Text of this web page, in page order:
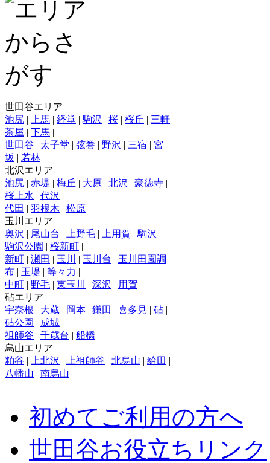
世田谷エリア
池尻 | 上馬 | 経堂 | 駒沢 | 桜 | 桜丘 | 三軒
茶屋 | 下馬 |
世田谷 | 太子堂 | 弦巻 | 野沢 | 三宿 | 宮
坂 | 若林
北沢エリア
池尻 | 赤堤 | 梅丘 | 大原 | 北沢 | 豪徳寺 |
桜上水 | 代沢 |
代田 | 羽根木 | 松原
玉川エリア
奥沢 | 尾山台 | 上野毛 | 上用賀 | 駒沢 |
駒沢公園 | 桜新町 |
新町 | 瀬田 | 玉川 | 玉川台 | 玉川田園調
布 | 玉堤 | 等々力 |
中町 | 野毛 | 東玉川 | 深沢 | 用賀
砧エリア
宇奈根 | 大蔵 | 岡本 | 鎌田 | 喜多見 | 砧 |
砧公園 | 成城 |
祖師谷 | 千歳台 | 船橋
烏山エリア
粕谷 | 上北沢 | 上祖師谷 | 北烏山 | 給田 |
八幡山 | 南烏山
初めてご利用の方へ
世田谷お役立ちリンク